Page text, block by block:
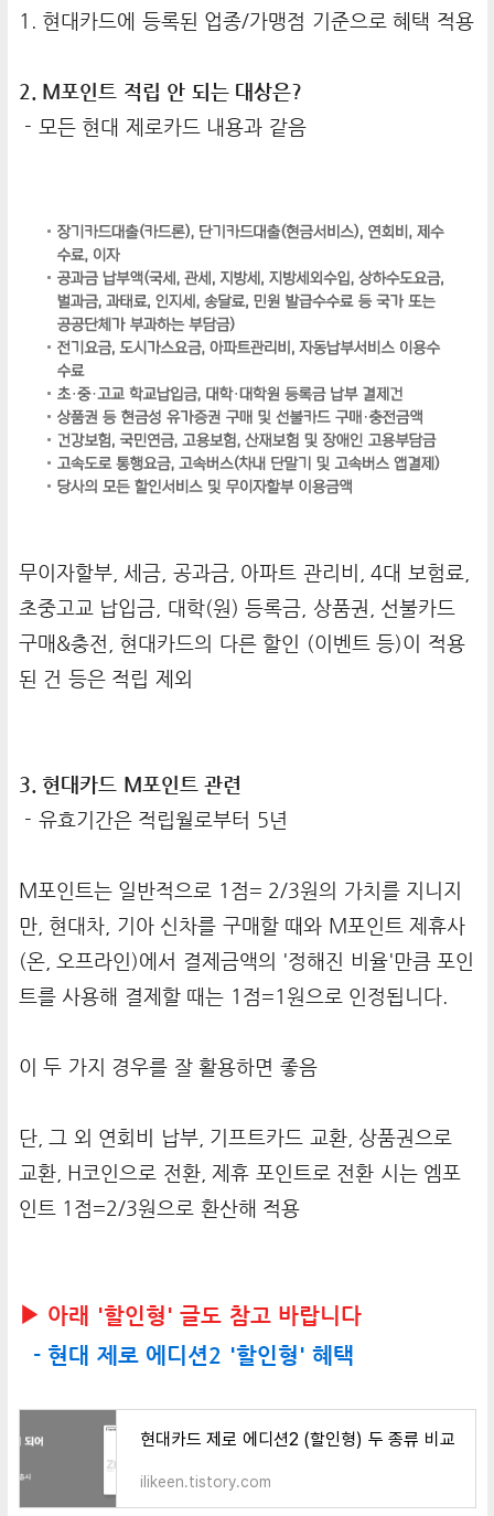
1. 현대카드에 등록된 업종/가맹점 기준으로 혜택 적용
2. M포인트 적립 안 되는 대상은?
- 모든 현대 제로카드 내용과 같음
무이자할부, 세금, 공과금, 아파트 관리비, 4대 보험료,
초중고교 납입금, 대학(원) 등록금, 상품권, 선불카드
구매&충전, 현대카드의 다른 할인 (이벤트 등)이 적용
된 건 등은 적립 제외
3. 현대카드 M포인트 관련
- 유효기간은 적립월로부터 5년
M포인트는 일반적으로 1점= 2/3원의 가치를 지니지
만, 현대차, 기아 신차를 구매할 때와 M포인트 제휴사
(온, 오프라인)에서 결제금액의 '정해진 비율'만큼 포인
트를 사용해 결제할 때는 1점=1원으로 인정됩니다.
이 두 가지 경우를 잘 활용하면 좋음
단, 그 외 연회비 납부, 기프트카드 교환, 상품권으로
교환, H코인으로 전환, 제휴 포인트로 전환 시는 엠포
인트 1점=2/3원으로 환산해 적용
▶ 아래 '할인형' 글도 참고 바랍니다
- 현대 제로 에디션2 '할인형' 혜택
현대카드 제로 에디션2 (할인형) 두 종류 비교
ilikeen.tistory.com